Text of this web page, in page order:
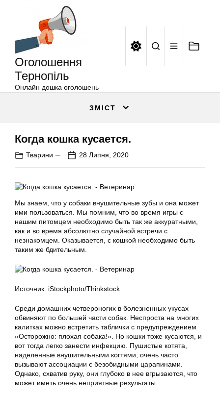
Оголошення
Тернопіль
Онлайн дошка оголошень
ЗМІСТ
Когда кошка кусается.
Тварини 28 Липня, 2020
Мы знаем, что у собаки внушительные зубы и она может
ими пользоваться. Мы помним, что во время игры с
нашим питомцем необходимо быть так же аккуратными,
как и во время абсолютно случайной встречи с
незнакомцем. Оказывается, с кошкой необходимо быть
таким же бдительным.
Источник: iStockphoto/Thinkstock
Среди домашних четвероногих в болезненных укусах
обвиняют по большей части собак. Неспроста на многих
калитках можно встретить таблички с предупреждением
«Осторожно: плохая собака!». Но кошки тоже кусаются, и
вот тогда легко занести инфекцию. Пушистые котята,
наделенные внушительными когтями, очень часто
вызывают ассоциации с безобидными царапинами.
Однако, схватив руку, они глубоко в нее вгрызаются, что
может иметь очень неприятные результаты